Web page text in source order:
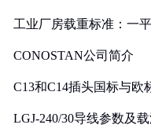
工业厂房载重标准：一
CONOSTAN公司简介
C13和C14插头国标与欧
LGJ-240/30导线参数及